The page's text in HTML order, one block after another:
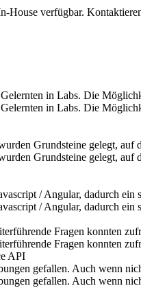
House verfügbar.
in Labs. Die
in Labs. Die
Grundsteine gelegt,
Grundsteine gelegt,
/ Angular, dadurch
/ Angular, dadurch
Fragen konnten
Fragen konnten
API
gefallen. Auch wenn
gefallen. Auch wenn